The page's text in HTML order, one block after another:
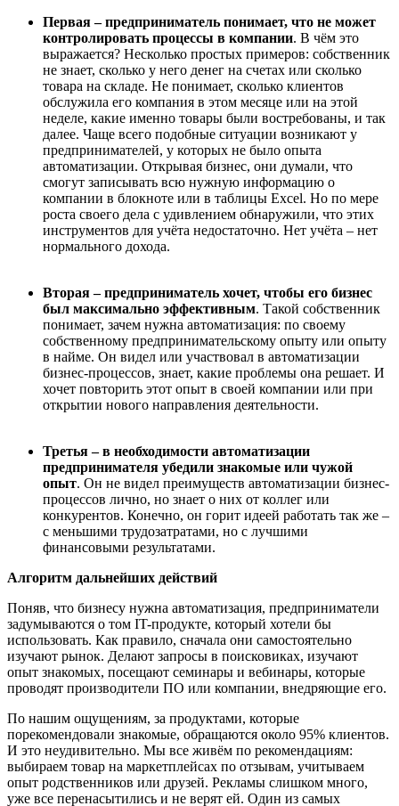
Первая – предприниматель понимает, что не может
контролировать процессы в компании. В чём это
выражается? Несколько простых примеров: собственник
не знает, сколько у него денег на счетах или сколько
товара на складе. Не понимает, сколько клиентов
обслужила его компания в этом месяце или на этой
неделе, какие именно товары были востребованы, и так
далее. Чаще всего подобные ситуации возникают у
предпринимателей, у которых не было опыта
автоматизации. Открывая бизнес, они думали, что
смогут записывать всю нужную информацию о
компании в блокноте или в таблицы Excel. Но по мере
роста своего дела с удивлением обнаружили, что этих
инструментов для учёта недостаточно. Нет учёта – нет
нормального дохода.
Вторая – предприниматель хочет, чтобы его бизнес
был максимально эффективным. Такой собственник
понимает, зачем нужна автоматизация: по своему
собственному предпринимательскому опыту или опыту
в найме. Он видел или участвовал в автоматизации
бизнес-процессов, знает, какие проблемы она решает. И
хочет повторить этот опыт в своей компании или при
открытии нового направления деятельности.
Третья – в необходимости автоматизации
предпринимателя убедили знакомые или чужой
опыт. Он не видел преимуществ автоматизации бизнес-
процессов лично, но знает о них от коллег или
конкурентов. Конечно, он горит идеей работать так же –
с меньшими трудозатратами, но с лучшими
финансовыми результатами.
Алгоритм дальнейших действий
Поняв, что бизнесу нужна автоматизация, предприниматели
задумываются о том IT-продукте, который хотели бы
использовать. Как правило, сначала они самостоятельно
изучают рынок. Делают запросы в поисковиках, изучают
опыт знакомых, посещают семинары и вебинары, которые
проводят производители ПО или компании, внедряющие его.
По нашим ощущениям, за продуктами, которые
порекомендовали знакомые, обращаются около 95% клиентов.
И это неудивительно. Мы все живём по рекомендациям:
выбираем товар на маркетплейсах по отзывам, учитываем
опыт родственников или друзей. Рекламы слишком много,
уже все перенасытились и не верят ей. Один из самых